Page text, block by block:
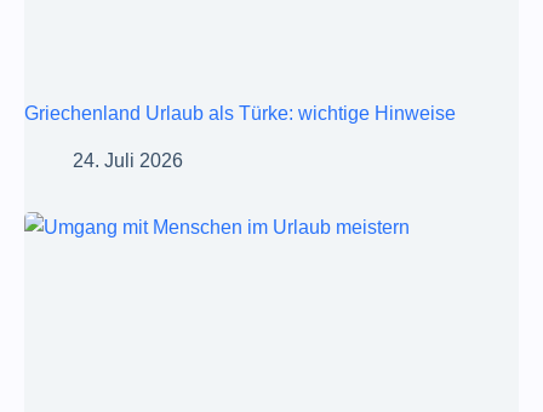
Griechenland Urlaub als Türke: wichtige Hinweise
24. Juli 2026